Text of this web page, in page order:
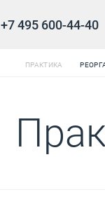
+7 495 600-44-40
ПРАКТИКА